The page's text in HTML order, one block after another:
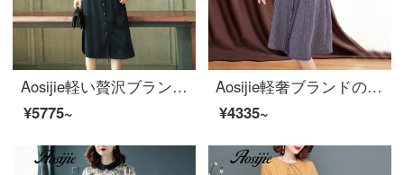
Aosijie軽い贅沢ブランドの婦人服黒い重さのシルクのワンピース女性2020年春新作レジャーのフランスベルトは腰を収めてやせて見える気質の桑蚕糸のスカートの黒色のMを表します。
¥5775~
Aosijie軽奢ブランドの女装スタイルストライプのワンピース女性2020秋新作の子供の襟のファッションの高腰のセレブな軽熟風貴族のスカートの青いM
¥4335~